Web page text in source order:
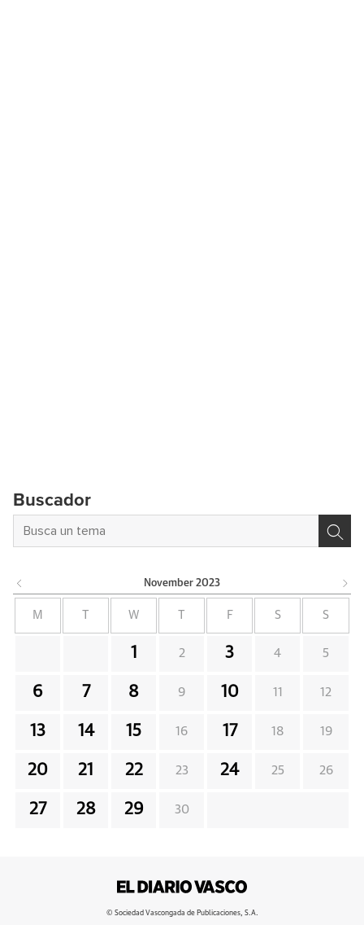
Buscador
November 2023
M W F S S
1 2 3 4 5
6 7 8 9 10 11 12
13 14 15 16 17 18 19
20 21 22 23 24 25 26
27 28 29 30
© Sociedad Vascongada de Publicaciones, S.A.